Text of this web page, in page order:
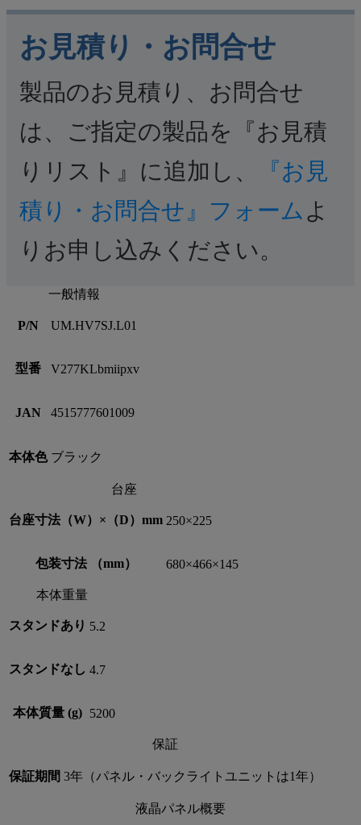
お見積り・お問合せ
製品のお見積り、お問合せ
は、ご指定の製品を『お見積
りリスト』に追加し、
『お見
積り・お問合せ』フォーム よ
りお申し込みください。
一般情報
P/N UM.HV7SJ.L01
型番 V277KLbmiipxv
JAN 4515777601009
本体色 ブラック
台座
台座寸法（W）×（D）mm 250×225
包装寸法 （mm） 680×466×145
本体重量
スタンドあり 5.2
スタンドなし 4.7
本体質量 (g) 5200
保証
保証期間 3年（パネル・バックライトユニットは1年）
液晶パネル概要